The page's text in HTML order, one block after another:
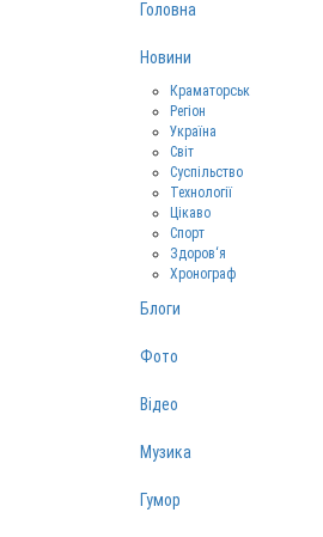
Головна
Новини
Краматорськ
Регіон
Україна
Світ
Суспільство
Технології
Цікаво
Спорт
Здоров‘я
Хронограф
Блоги
Фото
Відео
Музика
Гумор